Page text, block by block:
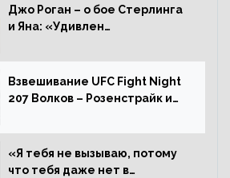
Джо Роган – о бое Стерлинга
и Яна: «Удивлен
Алджамейн определенно
выиграл»
Взвешивание UFC Fight Night
207 Волков – Розенстрайк и
«Я тебя не вызываю, потому
что тебя даже нет в